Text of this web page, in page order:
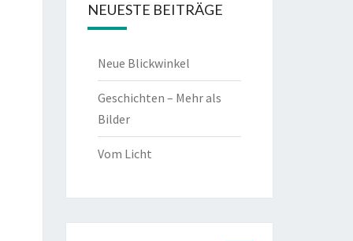
NEUESTE BEITRÄGE
Neue Blickwinkel
Geschichten – Mehr als
Bilder
Vom Licht